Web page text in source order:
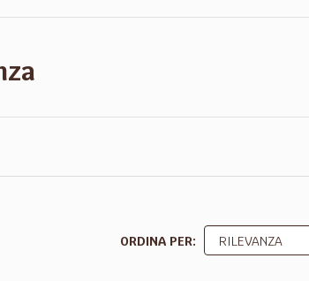
ORDINA PER